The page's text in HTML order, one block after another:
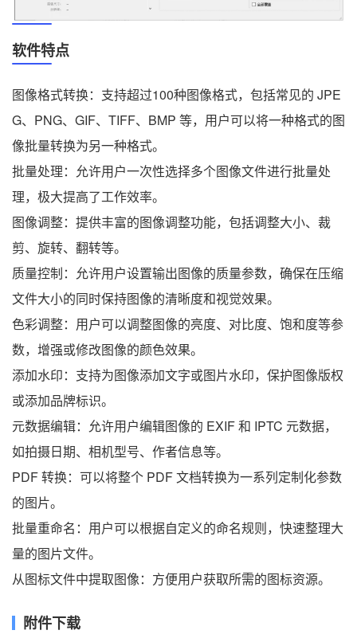
软件特点
图像格式转换：支持超过100种图像格式，包括常见的 JPE
G、PNG、GIF、TIFF、BMP 等，用户可以将一种格式的图
像批量转换为另一种格式。
批量处理：允许用户一次性选择多个图像文件进行批量处
理，极大提高了工作效率。
图像调整：提供丰富的图像调整功能，包括调整大小、裁
剪、旋转、翻转等。
质量控制：允许用户设置输出图像的质量参数，确保在压缩
文件大小的同时保持图像的清晰度和视觉效果。
色彩调整：用户可以调整图像的亮度、对比度、饱和度等参
数，增强或修改图像的颜色效果。
添加水印：支持为图像添加文字或图片水印，保护图像版权
或添加品牌标识。
元数据编辑：允许用户编辑图像的 EXIF 和 IPTC 元数据，
如拍摄日期、相机型号、作者信息等。
PDF 转换：可以将整个 PDF 文档转换为一系列定制化参数
的图片。
批量重命名：用户可以根据自定义的命名规则，快速整理大
量的图片文件。
从图标文件中提取图像：方便用户获取所需的图标资源。
附件下载